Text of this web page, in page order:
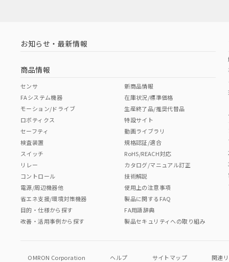
お知らせ・最新情報
商品情報
センサ
FAシステム機器
モーション/ドライブ
ロボティクス
セーフティ
検査装置
スイッチ
リレー
コントロール
電源/周辺機器他
省エネ支援/環境対策機器
目的・仕様から探す
改善・活用事例から探す
新商品情報
在庫状況/標準価格
生産終了品/推奨代替品
特設サイト
動画ライブラリ
規格認証/適合
RoHS/REACH対応
カタログ/マニュアル訂正
技術解説
使用上の注意事項
製品に関するFAQ
FA用語辞典
製品セキュリティへの取り組み
OMRON Corporation ヘルプ サイトマップ 関連